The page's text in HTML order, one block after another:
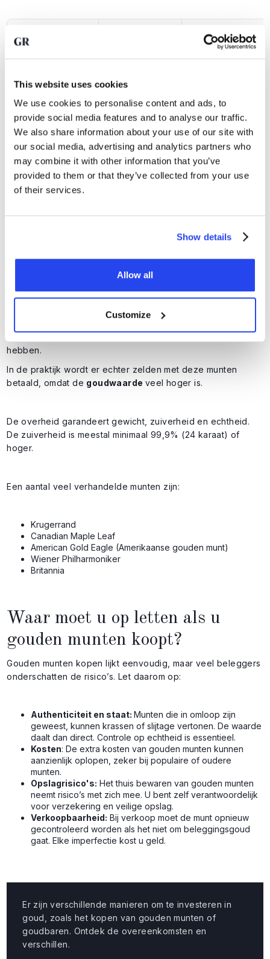
This website uses cookies
We use cookies to personalise content and ads, to
provide social media features and to analyse our traffic.
We also share information about your use of our site with
our social media, advertising and analytics partners who
may combine it with other information that you’ve
provided to them or that they’ve collected from your use
of their services.
Show details
Allow all
Customize
Waarde
(beleggingsmunt)
Belegging
munt
Verzamelobject Historische/
Circulatiemunt Betaalmiddel
Nominale waarde
betaald worden)
primair worden gemaakt als investering en worden
wettig betaalmiddel in het land waar ze zijn uitgegeven.
De ‘Maple Leaf’, een munt die wordt geslagen door de
hebben.
In de praktijk wordt er echter zelden met deze munten
betaald, omdat de goudwaarde veel hoger is.
De overheid garandeert gewicht, zuiverheid en echtheid.
De zuiverheid is meestal minimaal 99,9% (24 karaat) of
hoger.
Een aantal veel verhandelde munten zijn:
Krugerrand
Canadian Maple Leaf
American Gold Eagle (Amerikaanse gouden munt)
Wiener Philharmoniker
Britannia
Waar moet u op letten als u
gouden munten koopt?
Gouden munten kopen lijkt eenvoudig, maar veel beleggers
onderschatten de risico’s. Let daarom op:
Authenticiteit en staat:Munten die in omloop zijn
geweest, kunnen krassen of slijtage vertonen. De waarde
daalt dan direct. Controle op echtheid is essentieel.
Kosten: De extra kosten van gouden munten kunnen
aanzienlijk oplopen, zeker bij populaire of oudere
munten.
Opslagrisico's: Het thuis bewaren van gouden munten
neemt risico’s met zich mee. U bent zelf verantwoordelijk
voor verzekering en veilige opslag.
Verkoopbaarheid: Bij verkoop moet de munt opnieuw
gecontroleerd worden als het niet om beleggingsgoud
gaat. Elke imperfectie kost u geld.
Er zijn verschillende manieren om te investeren in
goud, zoals het kopen van gouden munten of
goudbaren. Ontdek de overeenkomsten en
verschillen.